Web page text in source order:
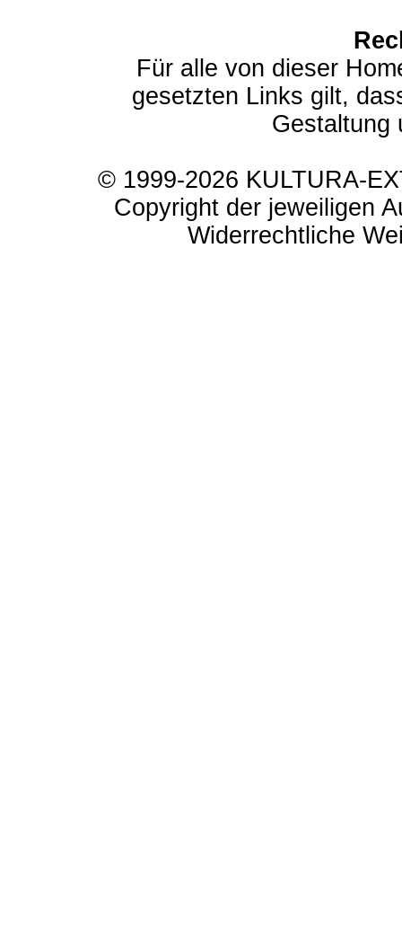
Für alle von dieser
gesetzten Links gilt,
Gestaltung
© 1999-2026 KULTURA-
Copyright der jeweiligen
Widerrechtliche